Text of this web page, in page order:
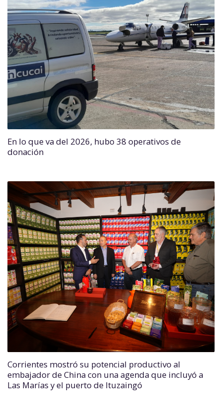
En lo que va del 2026, hubo 38 operativos de
donación
Corrientes mostró su potencial productivo al
embajador de China con una agenda que incluyó a
Las Marías y el puerto de Ituzaingó